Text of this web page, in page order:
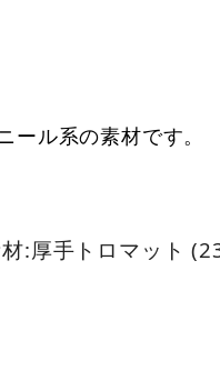
ル系の素材です。
:厚手トロマット